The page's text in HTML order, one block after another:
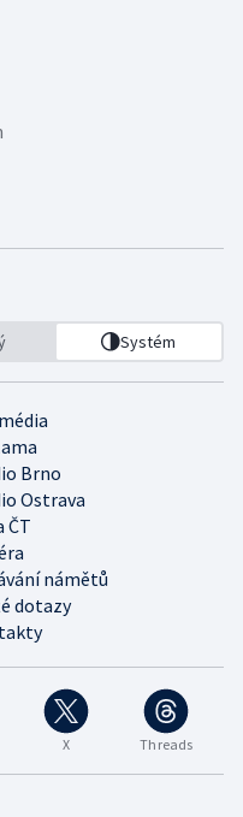
Systém
Brno
Ostrava
ČT
námětů
dotazy
X Threads